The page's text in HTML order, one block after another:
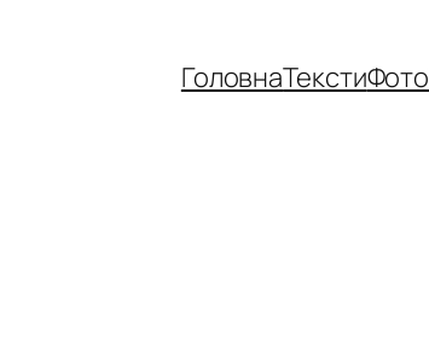
ГоловнаТекстиФото